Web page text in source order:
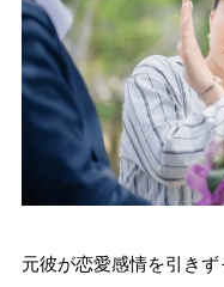
元彼が恋愛感情を引きず